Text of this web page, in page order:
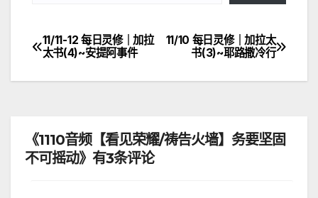
文
章
航
11/10 每日灵修｜加拉太
书(3)~耶路撒冷行
11/11-12 每日灵修｜加拉
太书(4)~安提阿事件
《1110音频【看见荣耀/祷告火墙】务要坚固
不可摇动》有3条评论